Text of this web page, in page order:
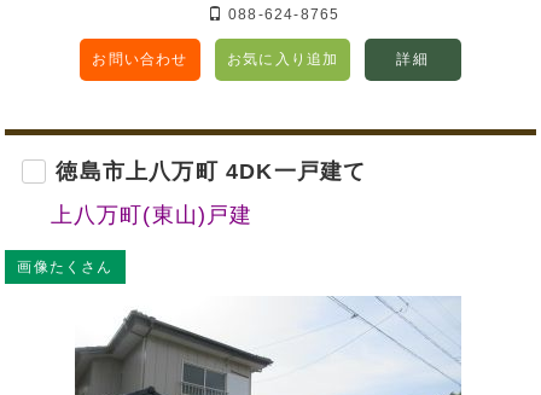
088-624-8765
お問い合わせ お気に入り追加 詳細
徳島市上八万町 4DK一戸建て
上八万町(東山)戸建
画像たくさん